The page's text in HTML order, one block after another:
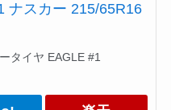
ナスカー 215/65R16
タイヤ EAGLE #1